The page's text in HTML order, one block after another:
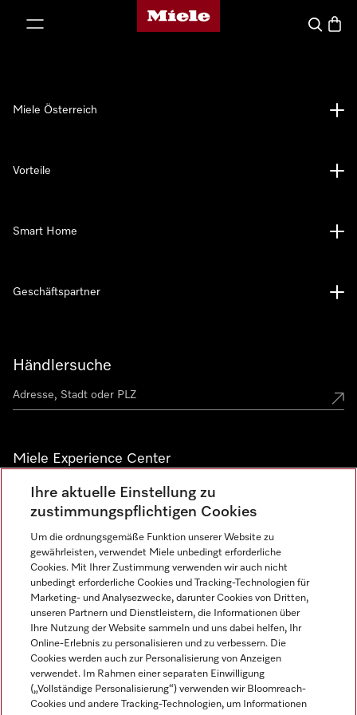
Miele-Homepage
Suche
Händlersuche
Miele Experience Center
Alle Miele Experience Center anzeigen
Newsletter
Miele Österreich
Vorteile
Smart Home
Geschäftspartner
Miele auf Instagram
Miele auf Facebook
Miele auf Youtube
Ihre aktuelle Einstellung zu
zustimmungspflichtigen Cookies
Um die ordnungsgemäße Funktion unserer Website zu
gewährleisten, verwendet Miele unbedingt erforderliche
Cookies. Mit Ihrer Zustimmung verwenden wir auch nicht
unbedingt erforderliche Cookies und Tracking-Technologien für
Marketing- und Analysezwecke, darunter Cookies von Dritten,
unseren Partnern und Dienstleistern, die Informationen über
Ihre Nutzung der Website sammeln und uns dabei helfen, Ihr
Online-Erlebnis zu personalisieren und zu verbessern. Die
Cookies werden auch zur Personalisierung von Anzeigen
verwendet. Im Rahmen einer separaten Einwilligung
(„Vollständige Personalisierung“) verwenden wir Bloomreach-
Cookies und andere Tracking-Technologien, um Informationen